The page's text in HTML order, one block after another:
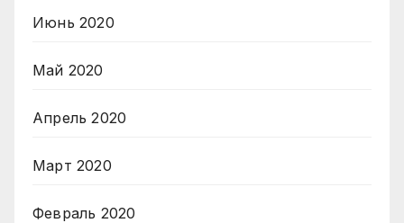
Июнь 2020
Май 2020
Апрель 2020
Март 2020
Февраль 2020